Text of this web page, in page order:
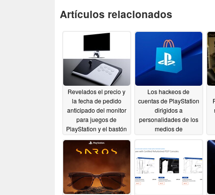
Artículos relacionados
Revelados el precio y
la fecha de pedido
anticipado del monitor
para juegos de
PlayStation y el bastón
06/02/2026
Los hackeos de
cuentas de PlayStation
dirigidos a
personalidades de los
medios de
luz sobre una
importante
vulnerabilidad de
seguridad 05/20/2026